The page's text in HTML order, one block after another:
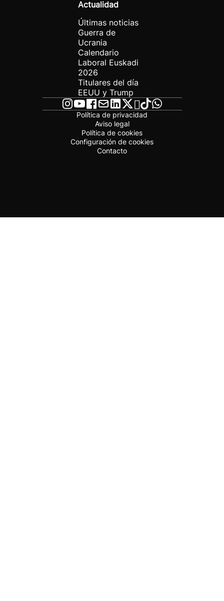
Actualidad
Últimas noticias
Guerra de
Ucrania
Calendario
Laboral Euskadi
2026
Titulares del día
EEUU y Trump
Política de privacidad
Aviso legal
Política de cookies
Configuración de cookies
Contacto